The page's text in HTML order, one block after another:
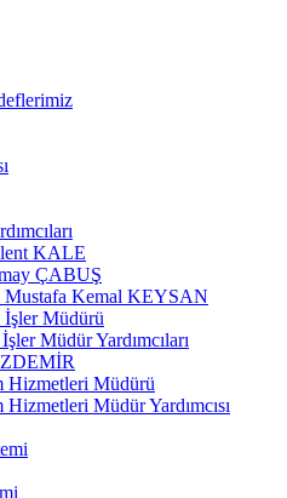
KALE
ÇABUŞ
Mustafa Kemal KEYSAN
Müdürü
Müdür Yardımcıları
Hizmetleri Müdürü
Hizmetleri Müdür Yardımcısı